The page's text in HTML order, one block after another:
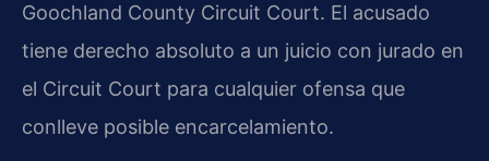
Goochland County Circuit Court. El acusado
tiene derecho absoluto a un juicio con jurado en
el Circuit Court para cualquier ofensa que
conlleve posible encarcelamiento.